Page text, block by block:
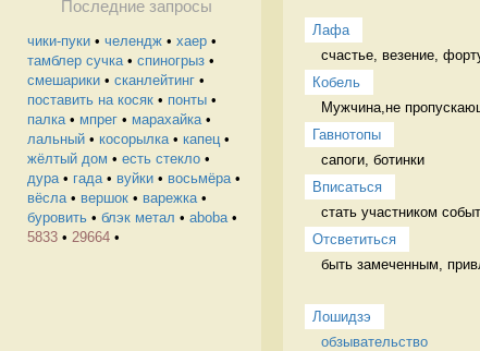
Последние запросы
чики-пуки • челендж • хаер •
тамблер сучка• спиногрыз •
смешарики • сканлейтинг •
поставить на косяк • понты •
палка• мпрег • марахайка•
лальный • косорылка• капец •
жёлтый дом • есть стекло •
дура• гада• вуйки • восьмёра•
вёсла• вершок • варежка•
буровить • блэк метал • aboba•
5833 • 29664 •
Лафа
счастье, везение,
Кобель
Мужчина,не
Гавнотопы
сапоги, ботинки
Вписаться
стать участником
Отсветиться
быть замеченным,
Лошидзэ
обзывательство